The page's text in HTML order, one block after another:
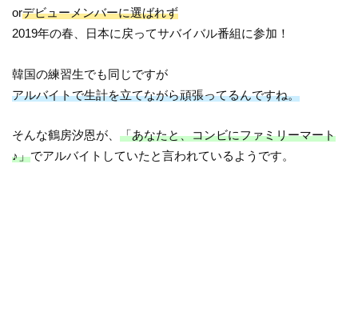
orデビューメンバーに選ばれず
2019年の春、日本に戻ってサバイバル番組に参加！
韓国の練習生でも同じですが
アルバイトで生計を立てながら頑張ってるんですね。
そんな鶴房汐恩が、「あなたと、コンビにファミリーマート
♪」でアルバイトしていたと言われているようです。